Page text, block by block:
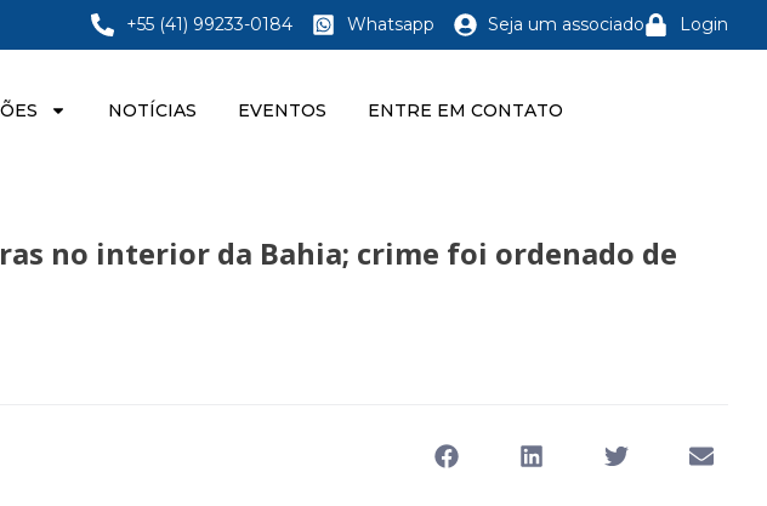
+55 (41) 99233-0184 Whatsapp Seja um associado Login
NOTÍCIAS EVENTOS ENTRE EM CONTATO
no interior da Bahia; crime foi ordenado de